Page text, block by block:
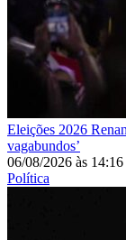
Eleições 2026
vagabundos’
06/08/2026 às 14:16
Política